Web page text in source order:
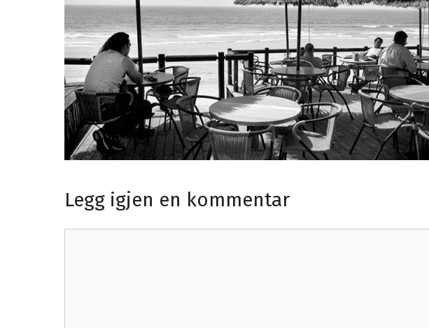
Legg igjen en kommentar